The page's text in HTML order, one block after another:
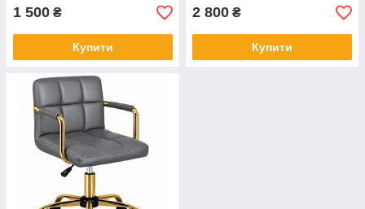
1 500 ₴
Купити
2 800 ₴
Купити